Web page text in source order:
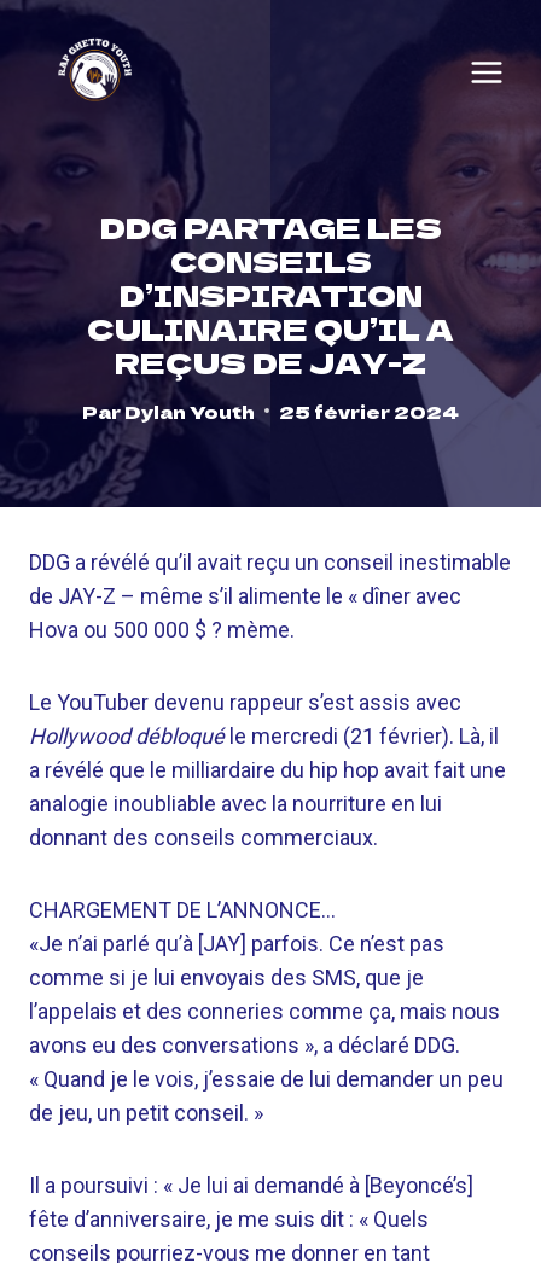
Skip
content
DDG PARTAGE LES
CONSEILS
D’INSPIRATION
CULINAIRE QU’IL A
REÇUS DE JAY-Z
ParDylan Youth 25 février 2024
DDG a révélé qu’il avait reçu un conseil inestimable
de JAY-Z – même s’il alimente le « dîner avec
Hova ou 500 000 $ ? mème.
Le YouTuber devenu rappeur s’est assis avec
Hollywood débloquéle mercredi (21 février). Là, il
a révélé que le milliardaire du hip hop avait fait une
analogie inoubliable avec la nourriture en lui
donnant des conseils commerciaux.
CHARGEMENT DE L’ANNONCE…
«Je n’ai parlé qu’à [JAY] parfois. Ce n’est pas
comme si je lui envoyais des SMS, que je
l’appelais et des conneries comme ça, mais nous
avons eu des conversations », a déclaré DDG.
« Quand je le vois, j’essaie de lui demander un peu
de jeu, un petit conseil. »
Il a poursuivi : « Je lui ai demandé à [Beyoncé’s]
fête d’anniversaire, je me suis dit : « Quels
conseils pourriez-vous me donner en tant